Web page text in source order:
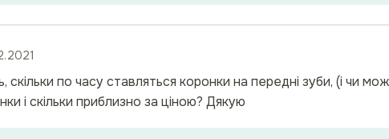
скільки по часу ставляться коронки на передні зуби, (і чи
і скільки приблизно за ціною? Дякую